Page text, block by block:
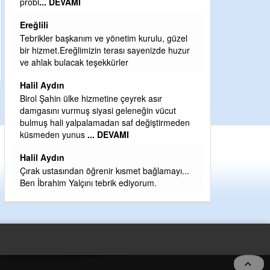
ve yönetim kurulu, güzel
terası sayenizde huzur
çeyrek asır
siyasi geleneğin vücut
saf değiştirmeden
DEVAMI
kısmet bağlamayı...
tebrik ediyorum.
H BakiYüksel
Hak hukuk adalet işte CHP Kemal
Yeni parti için ereğli ilçe teşkilatımızı
eder dururken asıl merakımız halk
kahramanlarımız ereğli aşkı ile yanıp
eeeğ